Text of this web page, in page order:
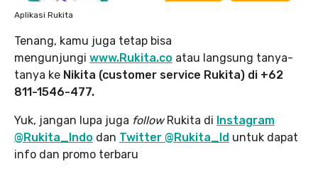
Aplikasi Rukita
Tenang, kamu juga tetap bisa
mengunjungi www.Rukita.co atau langsung tanya-
tanya ke Nikita (customer service Rukita) di +62
811-1546-477.
Yuk, jangan lupa juga followRukita di Instagram
@Rukita_Indo dan Twitter @Rukita_Id untuk dapat
info dan promo terbaru